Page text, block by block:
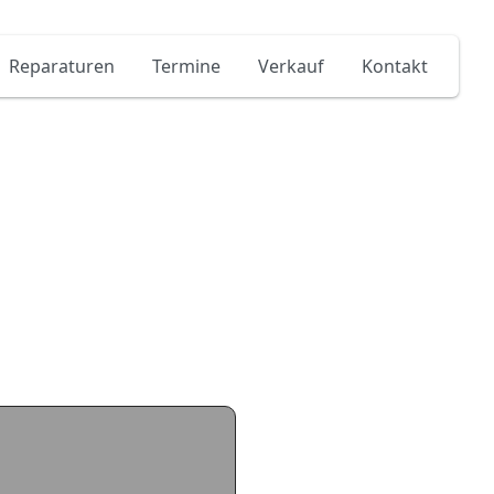
Reparaturen Termine Verkauf Kontakt